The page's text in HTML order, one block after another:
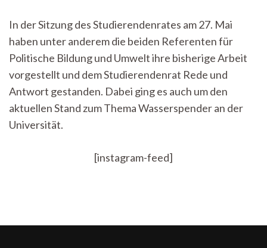
Proteste
–
StuRa
Inside
vom
27.
Mai
2024
In der Sitzung des Studierendenrates am 27. Mai
haben unter anderem die beiden Referenten für
Politische Bildung und Umwelt ihre bisherige Arbeit
vorgestellt und dem Studierendenrat Rede und
Antwort gestanden. Dabei ging es auch um den
aktuellen Stand zum Thema Wasserspender an der
Universität.
[instagram-feed]